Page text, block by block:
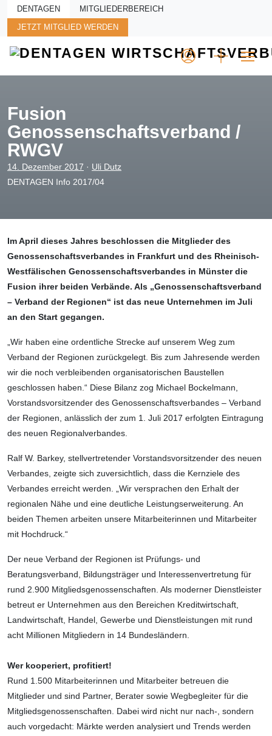
Skip to main content
DENTAGEN MITGLIEDERBEREICH
JETZT MITGLIED WERDEN
Fusion
Genossenschaftsverband /
RWGV
14. Dezember 2017 · Uli Dutz
DENTAGEN Info 2017/04
Im April dieses Jahres beschlossen die Mitglieder des
Genossenschaftsverbandes in Frankfurt und des Rheinisch-
Westfäli­schen Genossenschaftsverbandes in Münster die
Fusion ihrer beiden Verbände. Als „Genossenschaftsverband
– Verband der Regionen“ ist das neue Unternehmen im Juli
an den Start gegangen.
„Wir haben eine ordentliche Strecke auf unserem Weg zum
Verband der Regionen zurückgelegt. Bis zum Jahresende werden
wir die noch verbleibenden organisatorischen Baustellen
geschlossen haben.“ Diese Bilanz zog Michael Bockelmann,
Vorstands­vorsitzender des Genossenschaftsverbandes – Verband
der Regionen, anlässlich der zum 1. Juli 2017 erfolgten Eintragung
des neuen Regionalverbandes.
Ralf W. Barkey, stellvertretender Vorstands­vorsitzender des neuen
Verbandes, zeigte sich zuversichtlich, dass die Kernziele des
Verbandes erreicht werden. „Wir versprachen den Erhalt der
regionalen Nähe und eine deutliche Leistungserweiterung. An
beiden Themen arbeiten unsere Mitarbei­terinnen und Mitarbeiter
mit Hochdruck.“
Der neue Verband der Regionen ist Prüfungs- und
Beratungsverband, Bildungsträger und Interessen­vertretung für
rund 2.900 Mit­glieds­genossen­schaften. Als moderner Dienstleister
betreut er Unternehmen aus den Bereichen Kreditwirtschaft,
Landwirt­schaft, Handel, Gewerbe und Dienstleis­tungen mit rund
acht Millionen Mitgliedern in 14 Bundesländern.
Wer kooperiert, profitiert!
Rund 1.500 Mitar­beiterinnen und Mitar­beiter betreuen die
Mitglieder und sind Partner, Berater sowie Wegbegleiter für die
Mitglieds­genossen­schaften. Dabei wird nicht nur nach-, sondern
auch vorgedacht: Märkte werden analysiert und Trends werden